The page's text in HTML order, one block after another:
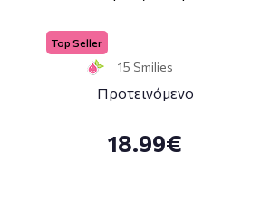
Top Seller
15 Smilies
Προτεινόμενο
18.99€